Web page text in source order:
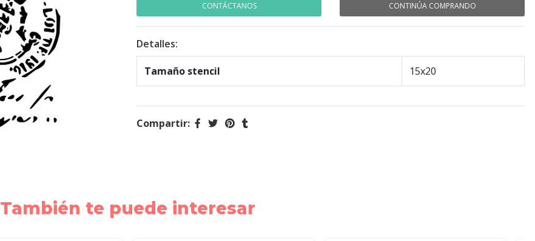
CONTÁCTANOS CONTINÚA COMPRANDO
Detalles:
Tamaño stencil 15x20
Compartir:
También te puede interesar